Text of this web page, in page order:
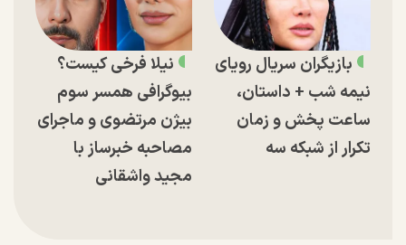
بازیگران سریال رویای
نیمه شب + داستان،
ساعت پخش و زمان
تکرار از شبکه سه
نیلا فرخی کیست؟
بیوگرافی همسر سوم
بیژن مرتضوی و ماجرای
مصاحبه خبرساز با
مجید واشقانی